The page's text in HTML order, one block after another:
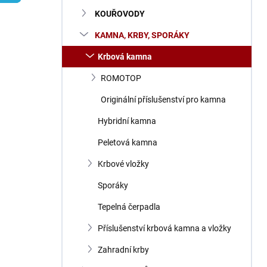
a
e
KOUŘOVODY
KAMNA, KRBY, SPORÁKY
Krbová kamna
ROMOTOP
Originální příslušenství pro kamna
Hybridní kamna
Peletová kamna
Krbové vložky
Sporáky
Tepelná čerpadla
Příslušenství krbová kamna a vložky
Zahradní krby